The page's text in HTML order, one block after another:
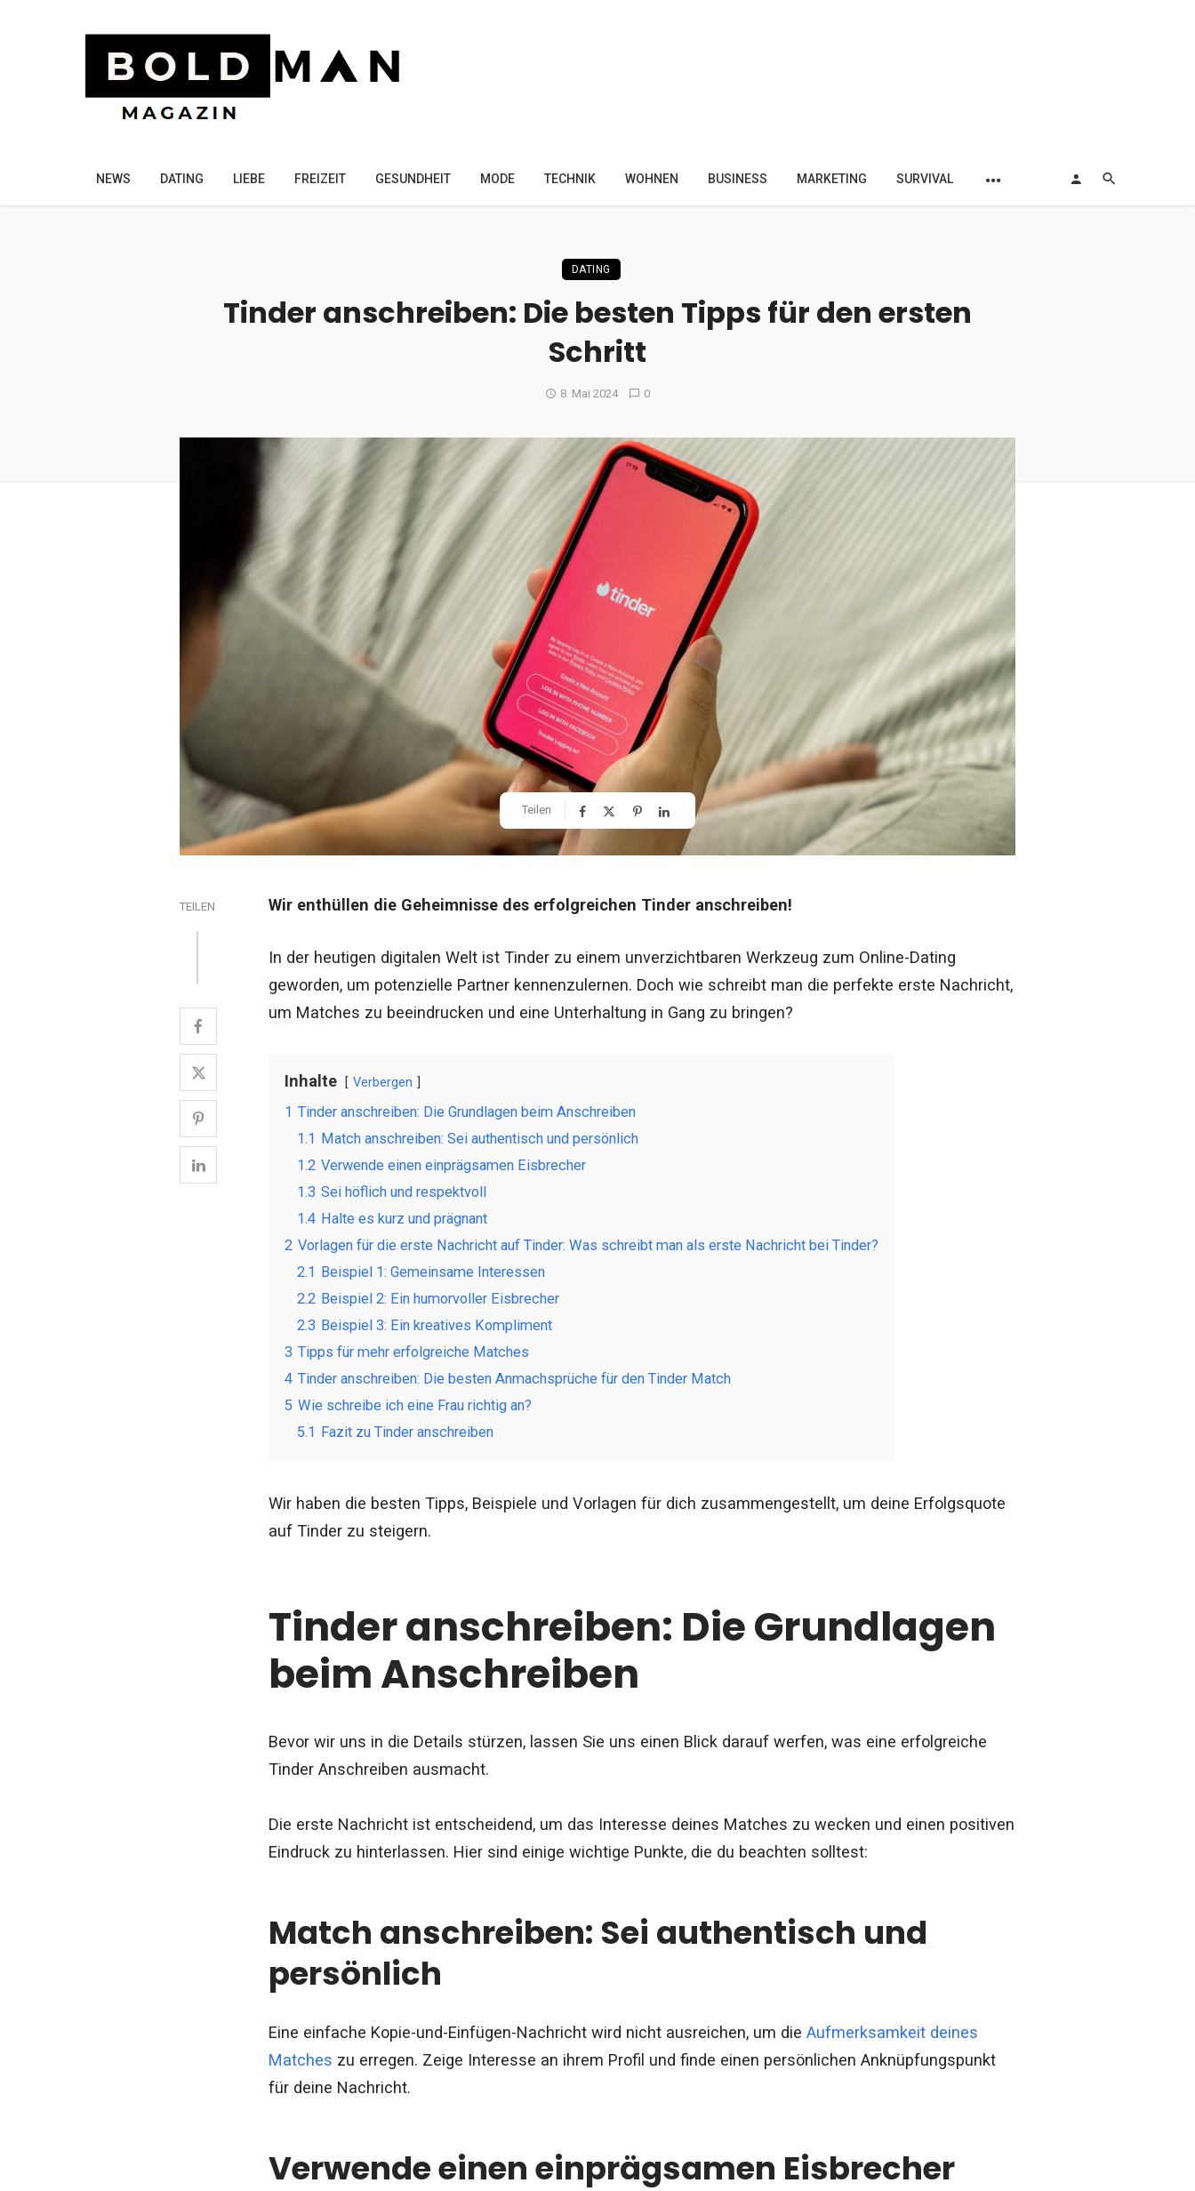
NEWS DATING LIEBE FREIZEIT GESUNDHEIT MODE TECHNIK WOHNEN BUSINESS MARKETING SURVIVAL
DATING
Tinder anschreiben: Die besten Tipps für den ersten
Schritt
8. Mai 2024 0
Teilen
TEILEN Wir enthüllen die Geheimnisse des erfolgreichen Tinder anschreiben!
In der heutigen digitalen Welt ist Tinder zu einem unverzichtbaren Werkzeug zum Online-Dating
geworden, um potenzielle Partner kennenzulernen. Doch wie schreibt man die perfekte erste Nachricht,
um Matches zu beeindrucken und eine Unterhaltung in Gang zu bringen?
Inhalte Verbergen
1 Tinder anschreiben: Die Grundlagen beim Anschreiben
1.1 Match anschreiben: Sei authentisch und persönlich
1.2 Verwende einen einprägsamen Eisbrecher
1.3 Sei höflich und respektvoll
1.4 Halte es kurz und prägnant
2 Vorlagen für die erste Nachricht auf Tinder: Was schreibt man als erste Nachricht bei Tinder?
2.1 Beispiel 1: Gemeinsame Interessen
2.2 Beispiel 2: Ein humorvoller Eisbrecher
2.3 Beispiel 3: Ein kreatives Kompliment
3 Tipps für mehr erfolgreiche Matches
4 Tinder anschreiben: Die besten Anmachsprüche für den Tinder Match
5 Wie schreibe ich eine Frau richtig an?
5.1 Fazit zu Tinder anschreiben
Wir haben die besten Tipps, Beispiele und Vorlagen für dich zusammengestellt, um deine Erfolgsquote
auf Tinder zu steigern.
Tinder anschreiben: Die Grundlagen
beim Anschreiben
Bevor wir uns in die Details stürzen, lassen Sie uns einen Blick darauf werfen, was eine erfolgreiche
Tinder Anschreiben ausmacht.
Die erste Nachricht ist entscheidend, um das Interesse deines Matches zu wecken und einen positiven
Eindruck zu hinterlassen. Hier sind einige wichtige Punkte, die du beachten solltest:
Match anschreiben: Sei authentisch und
persönlich
Eine einfache Kopie-und-Einfügen-Nachricht wird nicht ausreichen, um die Aufmerksamkeit deines
Matches zu erregen. Zeige Interesse an ihrem Profil und finde einen persönlichen Anknüpfungspunkt
für deine Nachricht.
Verwende einen einprägsamen Eisbrecher